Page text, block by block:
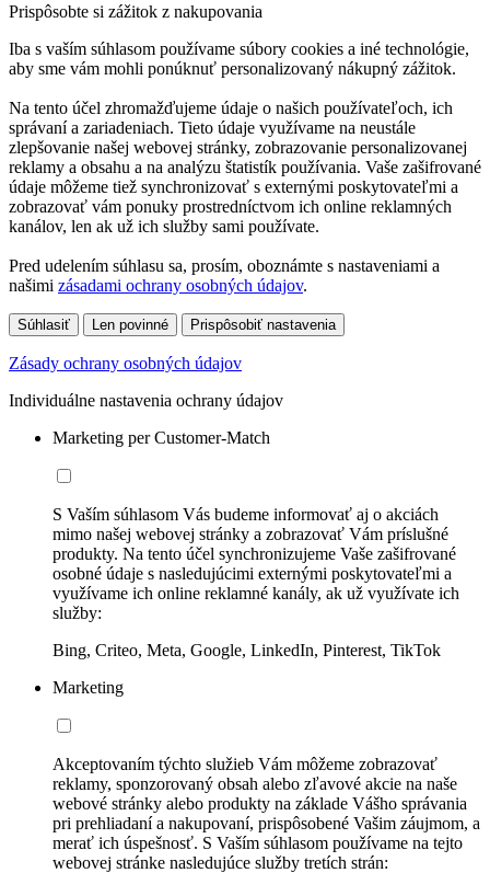
Prispôsobte si zážitok z nakupovania
Iba s vaším súhlasom používame súbory cookies a iné technológie,
aby sme vám mohli ponúknuť personalizovaný nákupný zážitok.
Na tento účel zhromažďujeme údaje o našich používateľoch, ich
správaní a zariadeniach. Tieto údaje využívame na neustále
zlepšovanie našej webovej stránky, zobrazovanie personalizovanej
reklamy a obsahu a na analýzu štatistík používania. Vaše zašifrované
údaje môžeme tiež synchronizovať s externými poskytovateľmi a
zobrazovať vám ponuky prostredníctvom ich online reklamných
kanálov, len ak už ich služby sami používate.
Pred udelením súhlasu sa, prosím, oboznámte s nastaveniami a
našimi zásadami ochrany osobných údajov.
Súhlasiť Len povinné Prispôsobiť nastavenia
Zásady ochrany osobných údajov
Individuálne nastavenia ochrany údajov
Marketing per Customer-Match
S Vaším súhlasom Vás budeme informovať aj o akciách
mimo našej webovej stránky a zobrazovať Vám príslušné
produkty. Na tento účel synchronizujeme Vaše zašifrované
osobné údaje s nasledujúcimi externými poskytovateľmi a
využívame ich online reklamné kanály, ak už využívate ich
služby:
Bing, Criteo, Meta, Google, LinkedIn, Pinterest, TikTok
Marketing
Akceptovaním týchto služieb Vám môžeme zobrazovať
reklamy, sponzorovaný obsah alebo zľavové akcie na naše
webové stránky alebo produkty na základe Vášho správania
pri prehliadaní a nakupovaní, prispôsobené Vašim záujmom, a
merať ich úspešnosť. S Vaším súhlasom používame na tejto
webovej stránke nasledujúce služby tretích strán: